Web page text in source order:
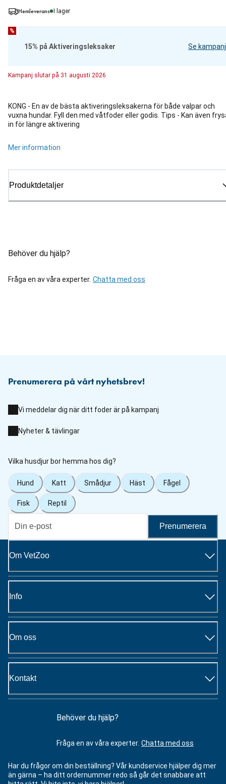
Hemleverans I lager
%
15% på Aktiveringsleksaker Se kampanj
Kampanj slutar på 31 augusti 2026
KONG - En av de bästa aktiveringsleksakerna för både valpar och
vuxna hundar. Fyll den med våtfoder eller godis. Tips - Kan även
in för längre aktivering
Mer information
Produktdetaljer
Behöver du hjälp?
Fråga en av våra experter. Chatta med oss
Prenumerera på vårt nyhetsbrev!
Vi meddelar dig när ditt foder är på kampanj
Nyheter & tävlingar
Vilka husdjur bor hemma hos dig?
Hund Katt Smådjur Häst Fågel
Fisk Reptil
Prenumerera
Om VetZoo
Info
Om oss
Kontakt
Behöver du hjälp?
Fråga en av våra experter. Chatta med oss
Har du frågor om din beställning? Vår kundservice hjälper dig mer
än gärna – ha ditt ordernummer redo så går det snabbare att